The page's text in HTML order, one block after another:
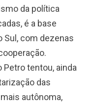
da política
é a base
Sul, com dezenas
Petro tentou, ainda
das
autônoma,